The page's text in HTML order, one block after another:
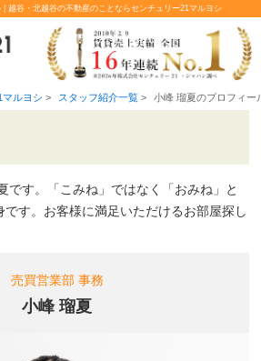
越谷・北越谷の不動産のことならセンチュリー21マルヨシ
ルヨシ > スタッフ紹介一覧> 小峰 瑠夏のプロフィー
です。「こみね」ではなく「おみね」と
す。お客様に満足いただけるお部屋探し
売買営業部 事務
小峰 瑠夏